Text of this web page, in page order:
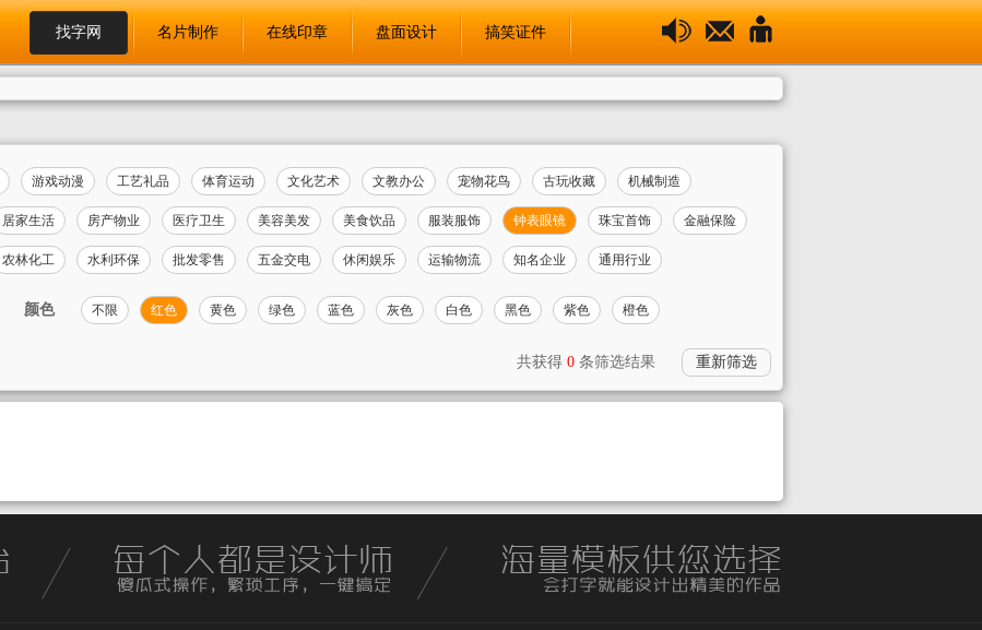
找字网 名片制作 在线印章 盘面设计 搞笑证件
游戏动漫 工艺礼品 体育运动 文化艺术 文教办公 宠物花鸟 古玩收藏 机械制造
居家生活 房产物业 医疗卫生 美容美发 美食饮品 服装服饰 钟表眼镜 珠宝首饰 金融保险
农林化工 水利环保 批发零售 五金交电 休闲娱乐 运输物流 知名企业 通用行业
颜色 不限 红色 黄色 绿色 蓝色 灰色 白色 黑色 紫色 橙色
共获得 0 条筛选结果 重新筛选